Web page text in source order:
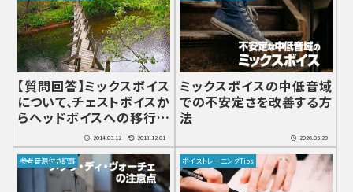
【質問回答】ミックスボイス
について、チェストボイスか
らヘッドボイスへの移行時
に切り替わりが大きい場合
の練習方法
2014.03.12 2018.12.01
ミックスボイスの中低音域
での不安定さを改善する方
法
2026.05.29
参考音源付き記事 ボイストレーニングTips